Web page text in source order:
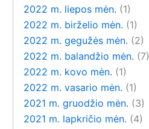
2022 m. liepos mėn. (1)
2022 m. birželio mėn. (1)
2022 m. gegužės mėn. (2)
2022 m. balandžio mėn. (7)
2022 m. kovo mėn. (1)
2022 m. vasario mėn. (1)
2021 m. gruodžio mėn. (3)
2021 m. lapkričio mėn. (4)